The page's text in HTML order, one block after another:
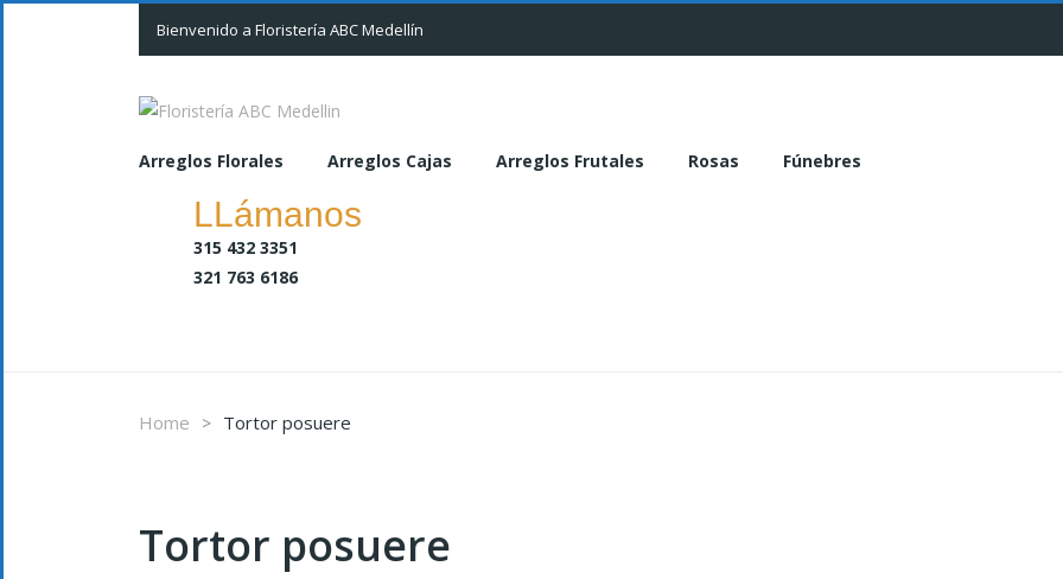
Bienvenido a Floristería ABC Medellín
Arreglos Florales Arreglos Cajas Arreglos Frutales Rosas Fúnebres
LLámanos
315 432 3351
321 763 6186
Home Tortor posuere
Tortor posuere